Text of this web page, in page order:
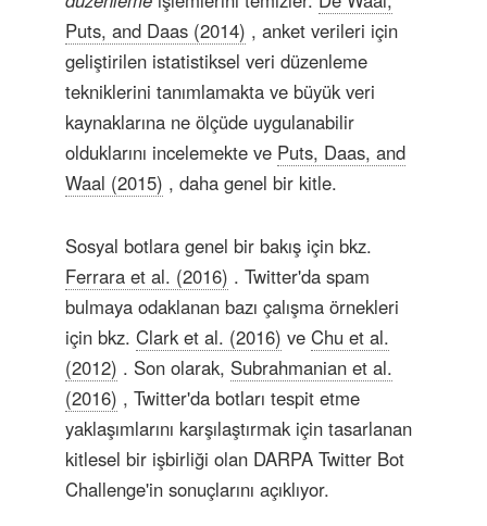
Puts, and Daas (2014) , anket verileri için
geliştirilen istatistiksel veri düzenleme
tekniklerini tanımlamakta ve büyük veri
kaynaklarına ne ölçüde uygulanabilir
olduklarını incelemekte ve Puts, Daas, and
Waal (2015) , daha genel bir kitle.
Sosyal botlara genel bir bakış için bkz.
Ferrara et al. (2016) . Twitter'da spam
bulmaya odaklanan bazı çalışma örnekleri
için bkz. Clark et al. (2016) ve Chu et al.
(2012) . Son olarak, Subrahmanian et al.
(2016) , Twitter'da botları tespit etme
yaklaşımlarını karşılaştırmak için tasarlanan
kitlesel bir işbirliği olan DARPA Twitter Bot
Challenge'in sonuçlarını açıklıyor.